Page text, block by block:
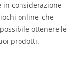
considerazione
online, che
ottenere le
prodotti.